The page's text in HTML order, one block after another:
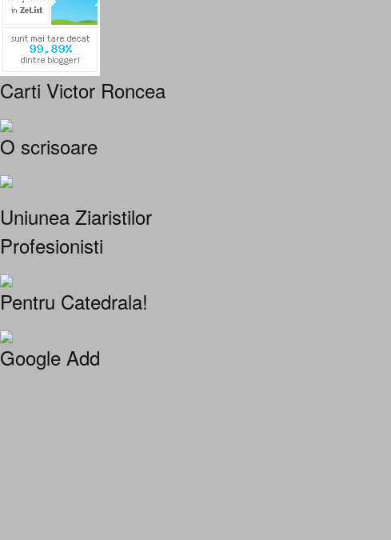
Carti Victor Roncea
O scrisoare
Uniunea Ziaristilor
Profesionisti
Pentru Catedrala!
Google Add